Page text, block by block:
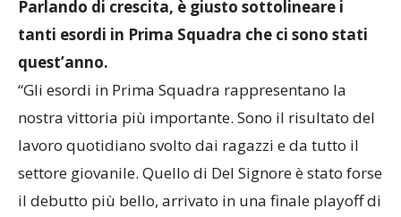
Parlando di crescita, è giusto sottolineare i
tanti esordi in Prima Squadra che ci sono stati
quest’anno.
“Gli esordi in Prima Squadra rappresentano la
nostra vittoria più importante. Sono il risultato del
lavoro quotidiano svolto dai ragazzi e da tutto il
settore giovanile. Quello di Del Signore è stato forse